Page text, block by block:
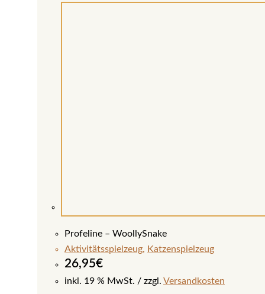
Profeline – WoollySnake
Aktivitätsspielzeug, Katzenspielzeug
26,95€
inkl. 19 % MwSt. zzgl. Versandkosten